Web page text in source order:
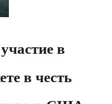
в
в честь